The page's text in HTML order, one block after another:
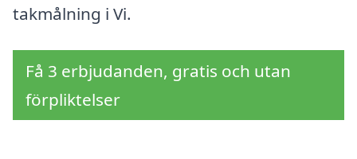
takmålning i Vi.
Få 3 erbjudanden, gratis och utan
förpliktelser